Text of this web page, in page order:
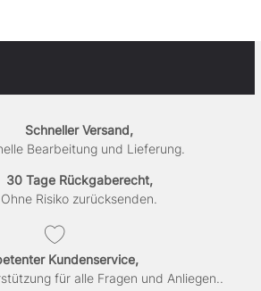
Schneller Versand,
Bearbeitung und Lieferung.
30 Tage Rückgaberecht,
Ohne Risiko zurücksenden.
Kundenservice,
für alle Fragen und Anliegen..